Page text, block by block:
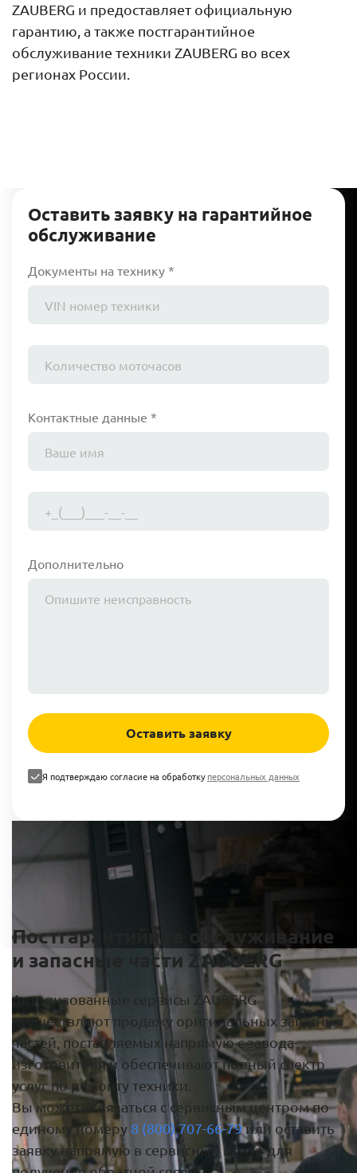
ZAUBERG и предоставляет официальную
гарантию, а также постгарантийное
обслуживание техники ZAUBERG во всех
регионах России.
Оставить заявку на гарантийное
обслуживание
Документы на технику *
Контактные данные *
Дополнительно
Оставить заявку
Я подтверждаю согласие на обработкуперсональных данных
Постгарантийное обслуживание
и запасные части ZAUBERG
Авторизованные сервисы ZAUBERG
осуществляют продажу оригинальных запасных
частей, поставляемых напрямую с завода-
изготовителя и обеспечивают полный спектр
услуг по ремонту техники.
Вы можете связаться с сервисным центром по
единому номеру 8 (800) 707-66-79или оставить
заявку напрямую в сервисный центр для